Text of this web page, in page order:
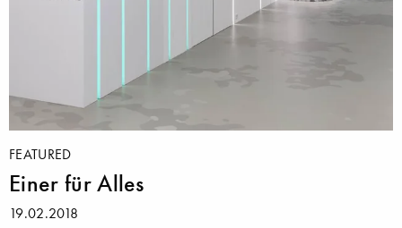
FEATURED
Einer für Alles
19.02.2018